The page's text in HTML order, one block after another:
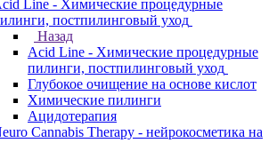
Line - Химические процедурные
постпилинговый уход
Назад
Acid Line - Химические процедурные
пилинги, постпилинговый уход
Глубокое очищение на основе кислот
Химические пилинги
Ацидотерапия
Cannabis Therapy - нейрокосметика на